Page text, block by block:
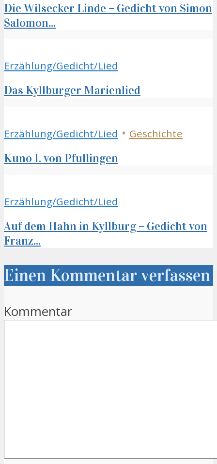
Die Wilsecker Linde – Gedicht von Simon
Salomon...
Erzählung/Gedicht/Lied
Das Kyllburger Marienlied
Erzählung/Gedicht/Lied • Geschichte
Kuno I. von Pfullingen
Erzählung/Gedicht/Lied
Auf dem Hahn in Kyllburg – Gedicht von
Franz...
Einen Kommentar verfassen
Kommentar